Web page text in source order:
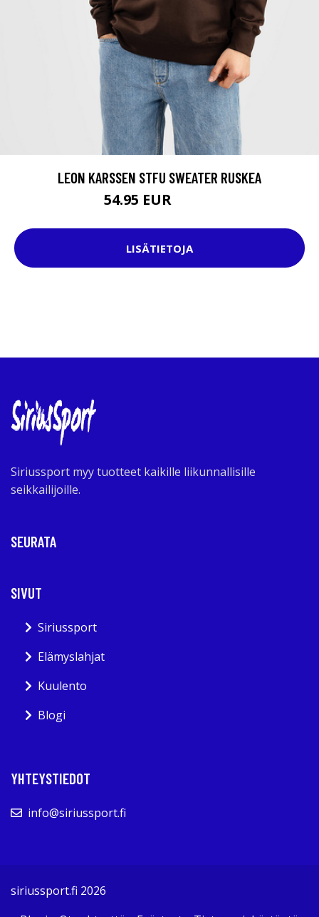
LEON KARSSEN STFU SWEATER RUSKEA
54.95 EUR
LISÄTIETOJA
Siriussport myy tuotteet kaikille liikunnallisille
seikkailijoille.
SEURATA
SIVUT
Siriussport
Elämyslahjat
Kuulento
Blogi
YHTEYSTIEDOT
info@siriussport.fi
siriussport.fi 2026